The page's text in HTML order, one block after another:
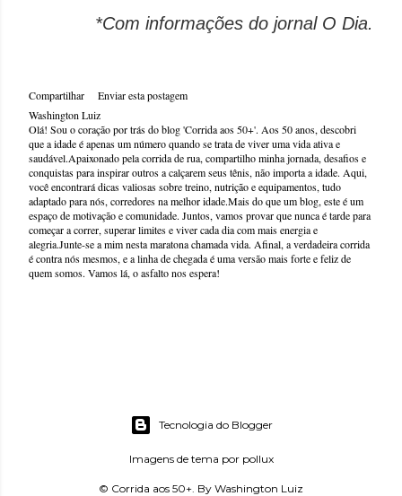
*Com informações do jornal O Dia.
Compartilhar
Enviar esta postagem
Washington Luiz
Olá! Sou o coração por trás do blog 'Corrida aos 50+'. Aos 50 anos, descobri
que a idade é apenas um número quando se trata de viver uma vida ativa e
saudável.Apaixonado pela corrida de rua, compartilho minha jornada, desafios e
conquistas para inspirar outros a calçarem seus tênis, não importa a idade. Aqui,
você encontrará dicas valiosas sobre treino, nutrição e equipamentos, tudo
adaptado para nós, corredores na melhor idade.Mais do que um blog, este é um
espaço de motivação e comunidade. Juntos, vamos provar que nunca é tarde para
começar a correr, superar limites e viver cada dia com mais energia e
alegria.Junte-se a mim nesta maratona chamada vida. Afinal, a verdadeira corrida
é contra nós mesmos, e a linha de chegada é uma versão mais forte e feliz de
quem somos. Vamos lá, o asfalto nos espera!
Tecnologia do Blogger
Imagens de tema por pollux
© Corrida aos 50+. By Washington Luiz